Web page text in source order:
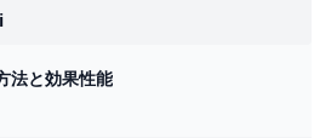
法と効果性能